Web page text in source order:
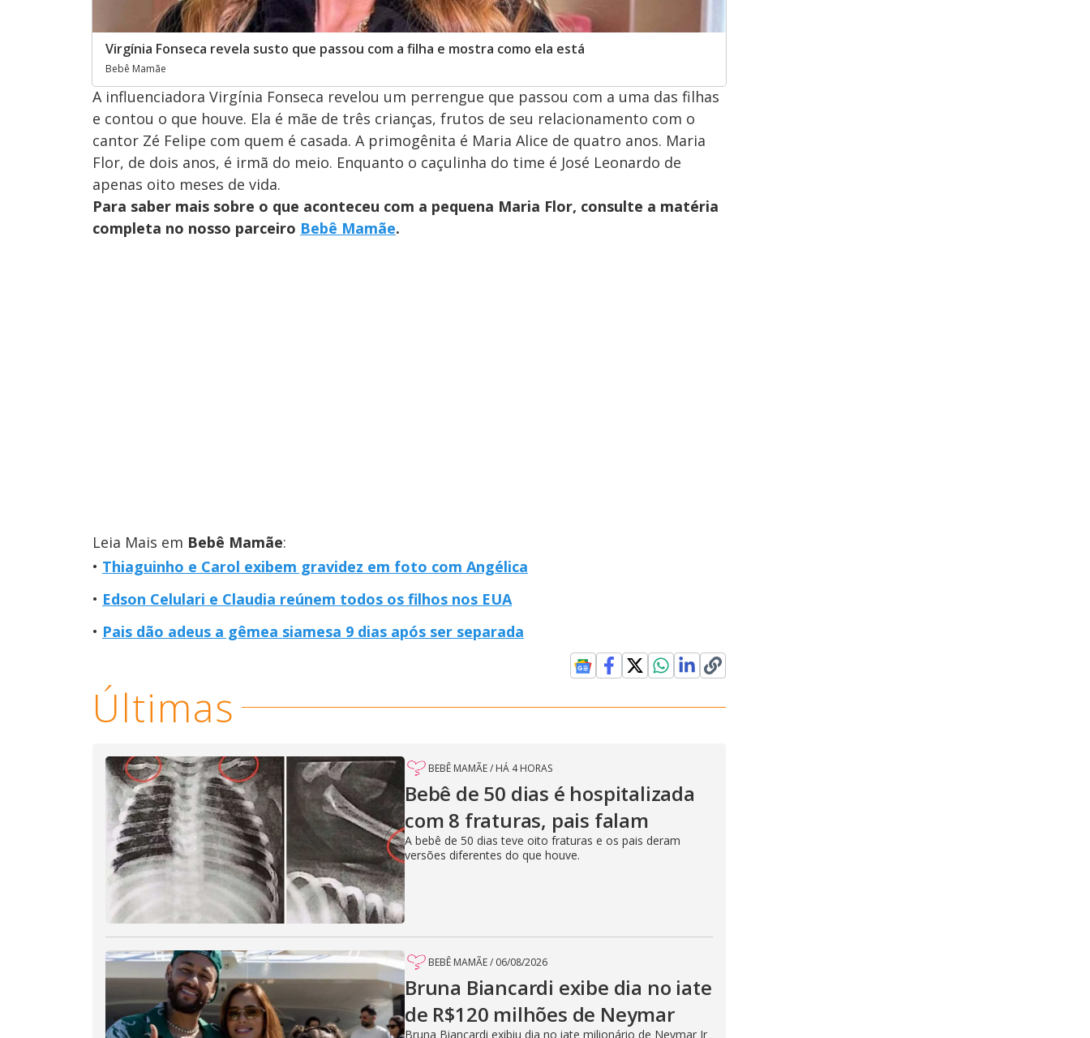
Virgínia Fonseca revela susto que passou com a filha e mostra como ela está
Bebê Mamãe
A influenciadora Virgínia Fonseca revelou um perrengue que passou com a uma das filhas
e contou o que houve. Ela é mãe de três crianças, frutos de seu relacionamento com o
cantor Zé Felipe com quem é casada. A primogênita é Maria Alice de quatro anos. Maria
Flor, de dois anos, é irmã do meio. Enquanto o caçulinha do time é José Leonardo de
apenas oito meses de vida.
Para saber mais sobre o que aconteceu com a pequena Maria Flor, consulte a matéria
completa no nosso parceiro Bebê Mamãe.
Leia Mais em Bebê Mamãe:
Thiaguinho e Carol exibem gravidez em foto com Angélica
Edson Celulari e Claudia reúnem todos os filhos nos EUA
Pais dão adeus a gêmea siamesa 9 dias após ser separada
Últimas
BEBÊ MAMÃE/ HÁ 4 HORAS
Bebê de 50 dias é hospitalizada
com 8 fraturas, pais falam
A bebê de 50 dias teve oito fraturas e os pais deram
versões diferentes do que houve.
BEBÊ MAMÃE/ 06/08/2026
Bruna Biancardi exibe dia no iate
de R$120 milhões de Neymar
Bruna Biancardi exibiu dia no iate milionário de Neymar Jr